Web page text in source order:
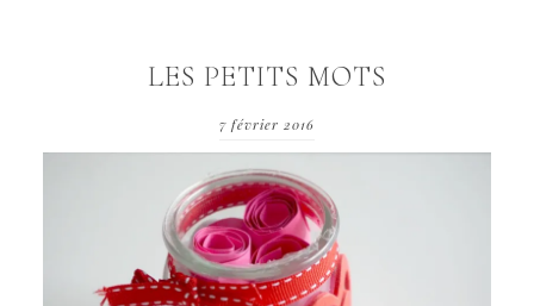
LES PETITS MOTS
7 février 2016